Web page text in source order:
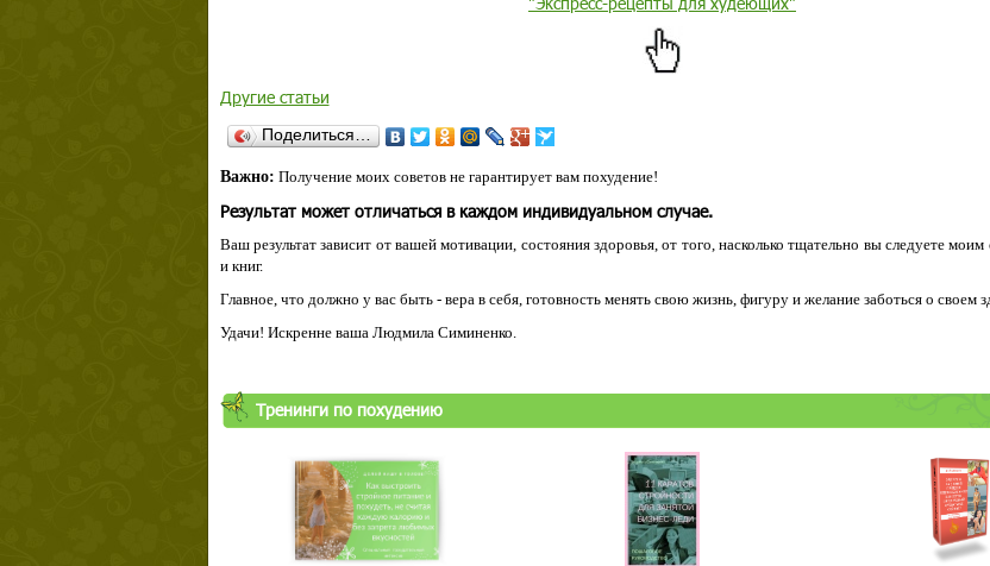
Другие статьи
Поделиться…
Важно: Получение моих советов не гарантирует вам похудение!
Результат может отличаться в каждом индивидуальном случае.
Ваш результат зависит от вашей мотивации, состояния здоровья, от того, насколько тщательно вы следуете моим
и книг.
Главное, что должно у вас быть - вера в себя, готовность менять свою жизнь, фигуру и желание заботься о своем
Удачи! Искренне ваша Людмила Симиненко.
Тренинги по похудению